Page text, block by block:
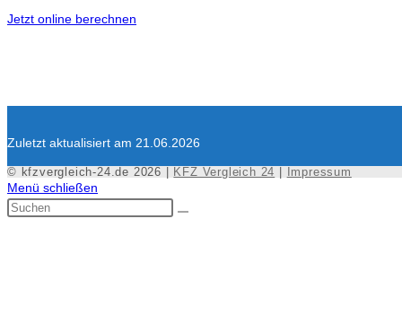
Jetzt online berechnen
Zuletzt aktualisiert am 21.06.2026
© kfzvergleich-24.de 2026 | KFZ Vergleich 24 Impressum
Menü schließen